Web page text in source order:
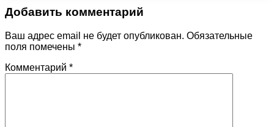
Добавить комментарий
Ваш адрес email не будет опубликован. Обязательные
поля помечены *
Комментарий *